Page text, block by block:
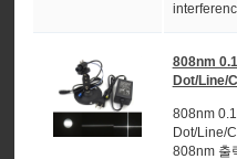
808nm
Dot/Line/
808nm
Dot/Line/
808nm 출